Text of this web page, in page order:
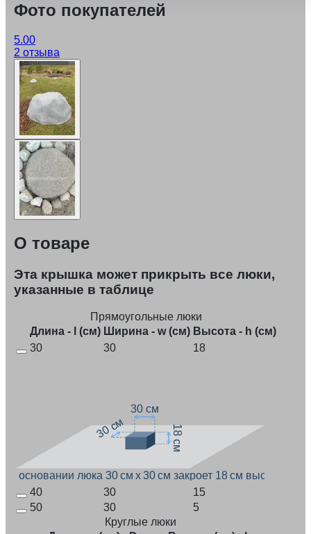
Фото покупателей
5.00
2 отзыва
О товаре
Эта крышка может прикрыть все люки,
указанные в таблице
Прямоугольные люки
Длина - l (см) Ширина - w (см) Высота - h (см)
30
30 18
30 см
18 см
30 см
основании люка 30 см x 30 см закроет 18 см высоты
40 30
15
50
30
5
Круглые люки